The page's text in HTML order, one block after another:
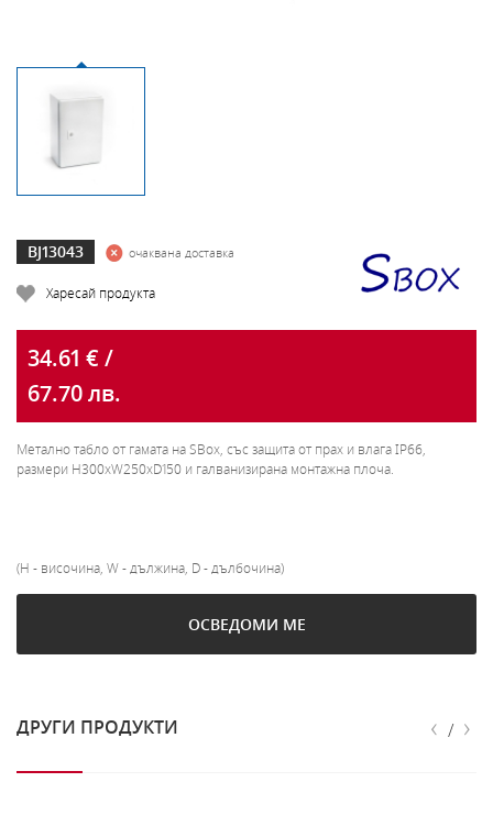
BJ13043 очаквана доставка
Харесай продукта
34.61 € /
67.70 лв.
Метално табло от гамата на SBox, със защита от прах и влага IP66,
размери H300xW250xD150 и галванизирана монтажна плоча.
(H - височина, W - дължина, D - дълбочина)
ОСВЕДОМИ МЕ
ДРУГИ ПРОДУКТИ ‹ / ›